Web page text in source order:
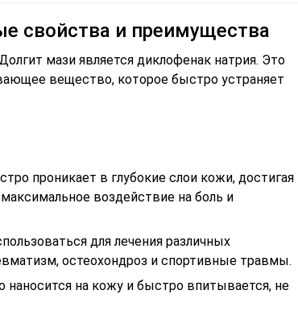
свойства и преимущества
мази является диклофенак натрия. Это
вещество, которое быстро устраняет
проникает в глубокие слои кожи, достигая
воздействие на боль и
для лечения различных
остеохондроз и спортивные травмы.
наносится на кожу и быстро впитывается, не